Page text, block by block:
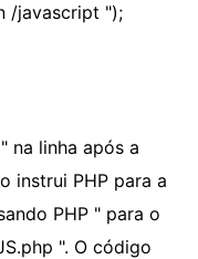
/javascript ");
na linha após a
instrui PHP para a
PHP " para o
". O código